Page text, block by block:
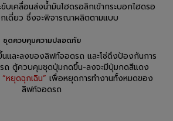
บเคลื่อนส่งน้ำมันไฮดรอลิกเข้ากระบอกไฮดรอ
เดี่ยว ซึ่งจะพิจารณาผลิตตามแบบ
ชุดควบคุมความปลอดภัย
และลงของลิฟท์จอดรถ และโซ่ดึงป้องกันการ
ถ ตู้ควบคุมชุดปุ่มกดขึ้น-ลงจะมีปุ่มกดสีแดง
“หยุดฉุกเฉิน” เพื่อหยุดการทำงานทั้งหมดของ
ลิฟท์จอดรถ